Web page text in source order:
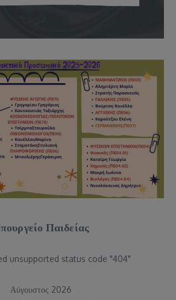
Παιδείας
unsupported status code "404"
Αύγουστος 2026